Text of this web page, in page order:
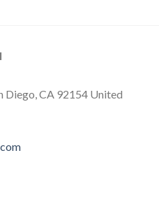
Diego, CA 92154 United